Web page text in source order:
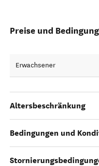
Preise und
Erwachsener
Altersbeschränkung
Bedingungen und